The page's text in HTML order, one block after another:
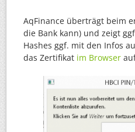
AqFinance überträgt beim
die Bank kann) und zeigt
Hashes ggf. mit den Infos
das Zertifikat im Browser